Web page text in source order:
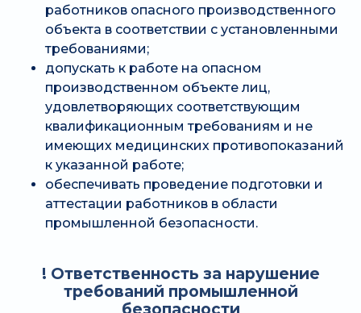
работников опасного производственного
объекта в соответствии с установленными
требованиями;
допускать к работе на опасном
производственном объекте лиц,
удовлетворяющих соответствующим
квалификационным требованиям и не
имеющих медицинских противопоказаний
к указанной работе;
обеспечивать проведение подготовки и
аттестации работников в области
промышленной безопасности.
! Ответственность за нарушение
требований промышленной